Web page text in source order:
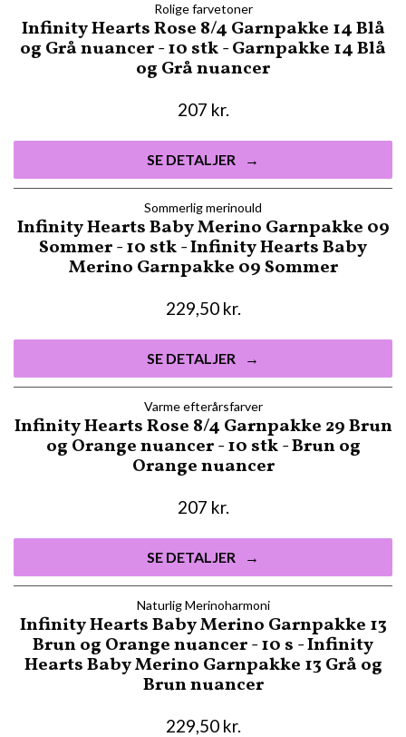
Rolige farvetoner
Infinity Hearts Rose 8/4 Garnpakke 14 Blå
og Grå nuancer - 10 stk - Garnpakke 14 Blå
og Grå nuancer
207 kr.
SE DETALJER
Sommerlig merinould
Infinity Hearts Baby Merino Garnpakke 09
Sommer - 10 stk - Infinity Hearts Baby
Merino Garnpakke 09 Sommer
229,50 kr.
SE DETALJER
Varme efterårsfarver
Infinity Hearts Rose 8/4 Garnpakke 29 Brun
og Orange nuancer - 10 stk - Brun og
Orange nuancer
207 kr.
SE DETALJER
Naturlig Merinoharmoni
Infinity Hearts Baby Merino Garnpakke 13
Brun og Orange nuancer - 10 s - Infinity
Hearts Baby Merino Garnpakke 13 Grå og
Brun nuancer
229,50 kr.